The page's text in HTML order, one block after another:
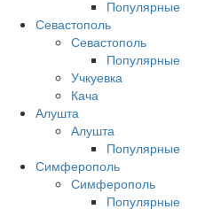
Популярные
Севастополь
Севастополь
Популярные
Учкуевка
Кача
Алушта
Алушта
Популярные
Симферополь
Симферополь
Популярные